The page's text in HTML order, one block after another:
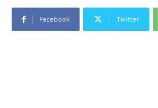
Facebook Twitter